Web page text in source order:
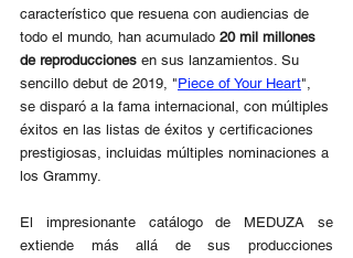
característico que resuena con audiencias de
todo el mundo, han acumulado 20 mil millones
de reproducciones en sus lanzamientos. Su
sencillo debut de 2019, "Piece of Your Heart",
se disparó a la fama internacional, con múltiples
éxitos en las listas de éxitos y certificaciones
prestigiosas, incluidas múltiples nominaciones a
los Grammy.
El impresionante catálogo de MEDUZA se
extiende más allá de sus producciones